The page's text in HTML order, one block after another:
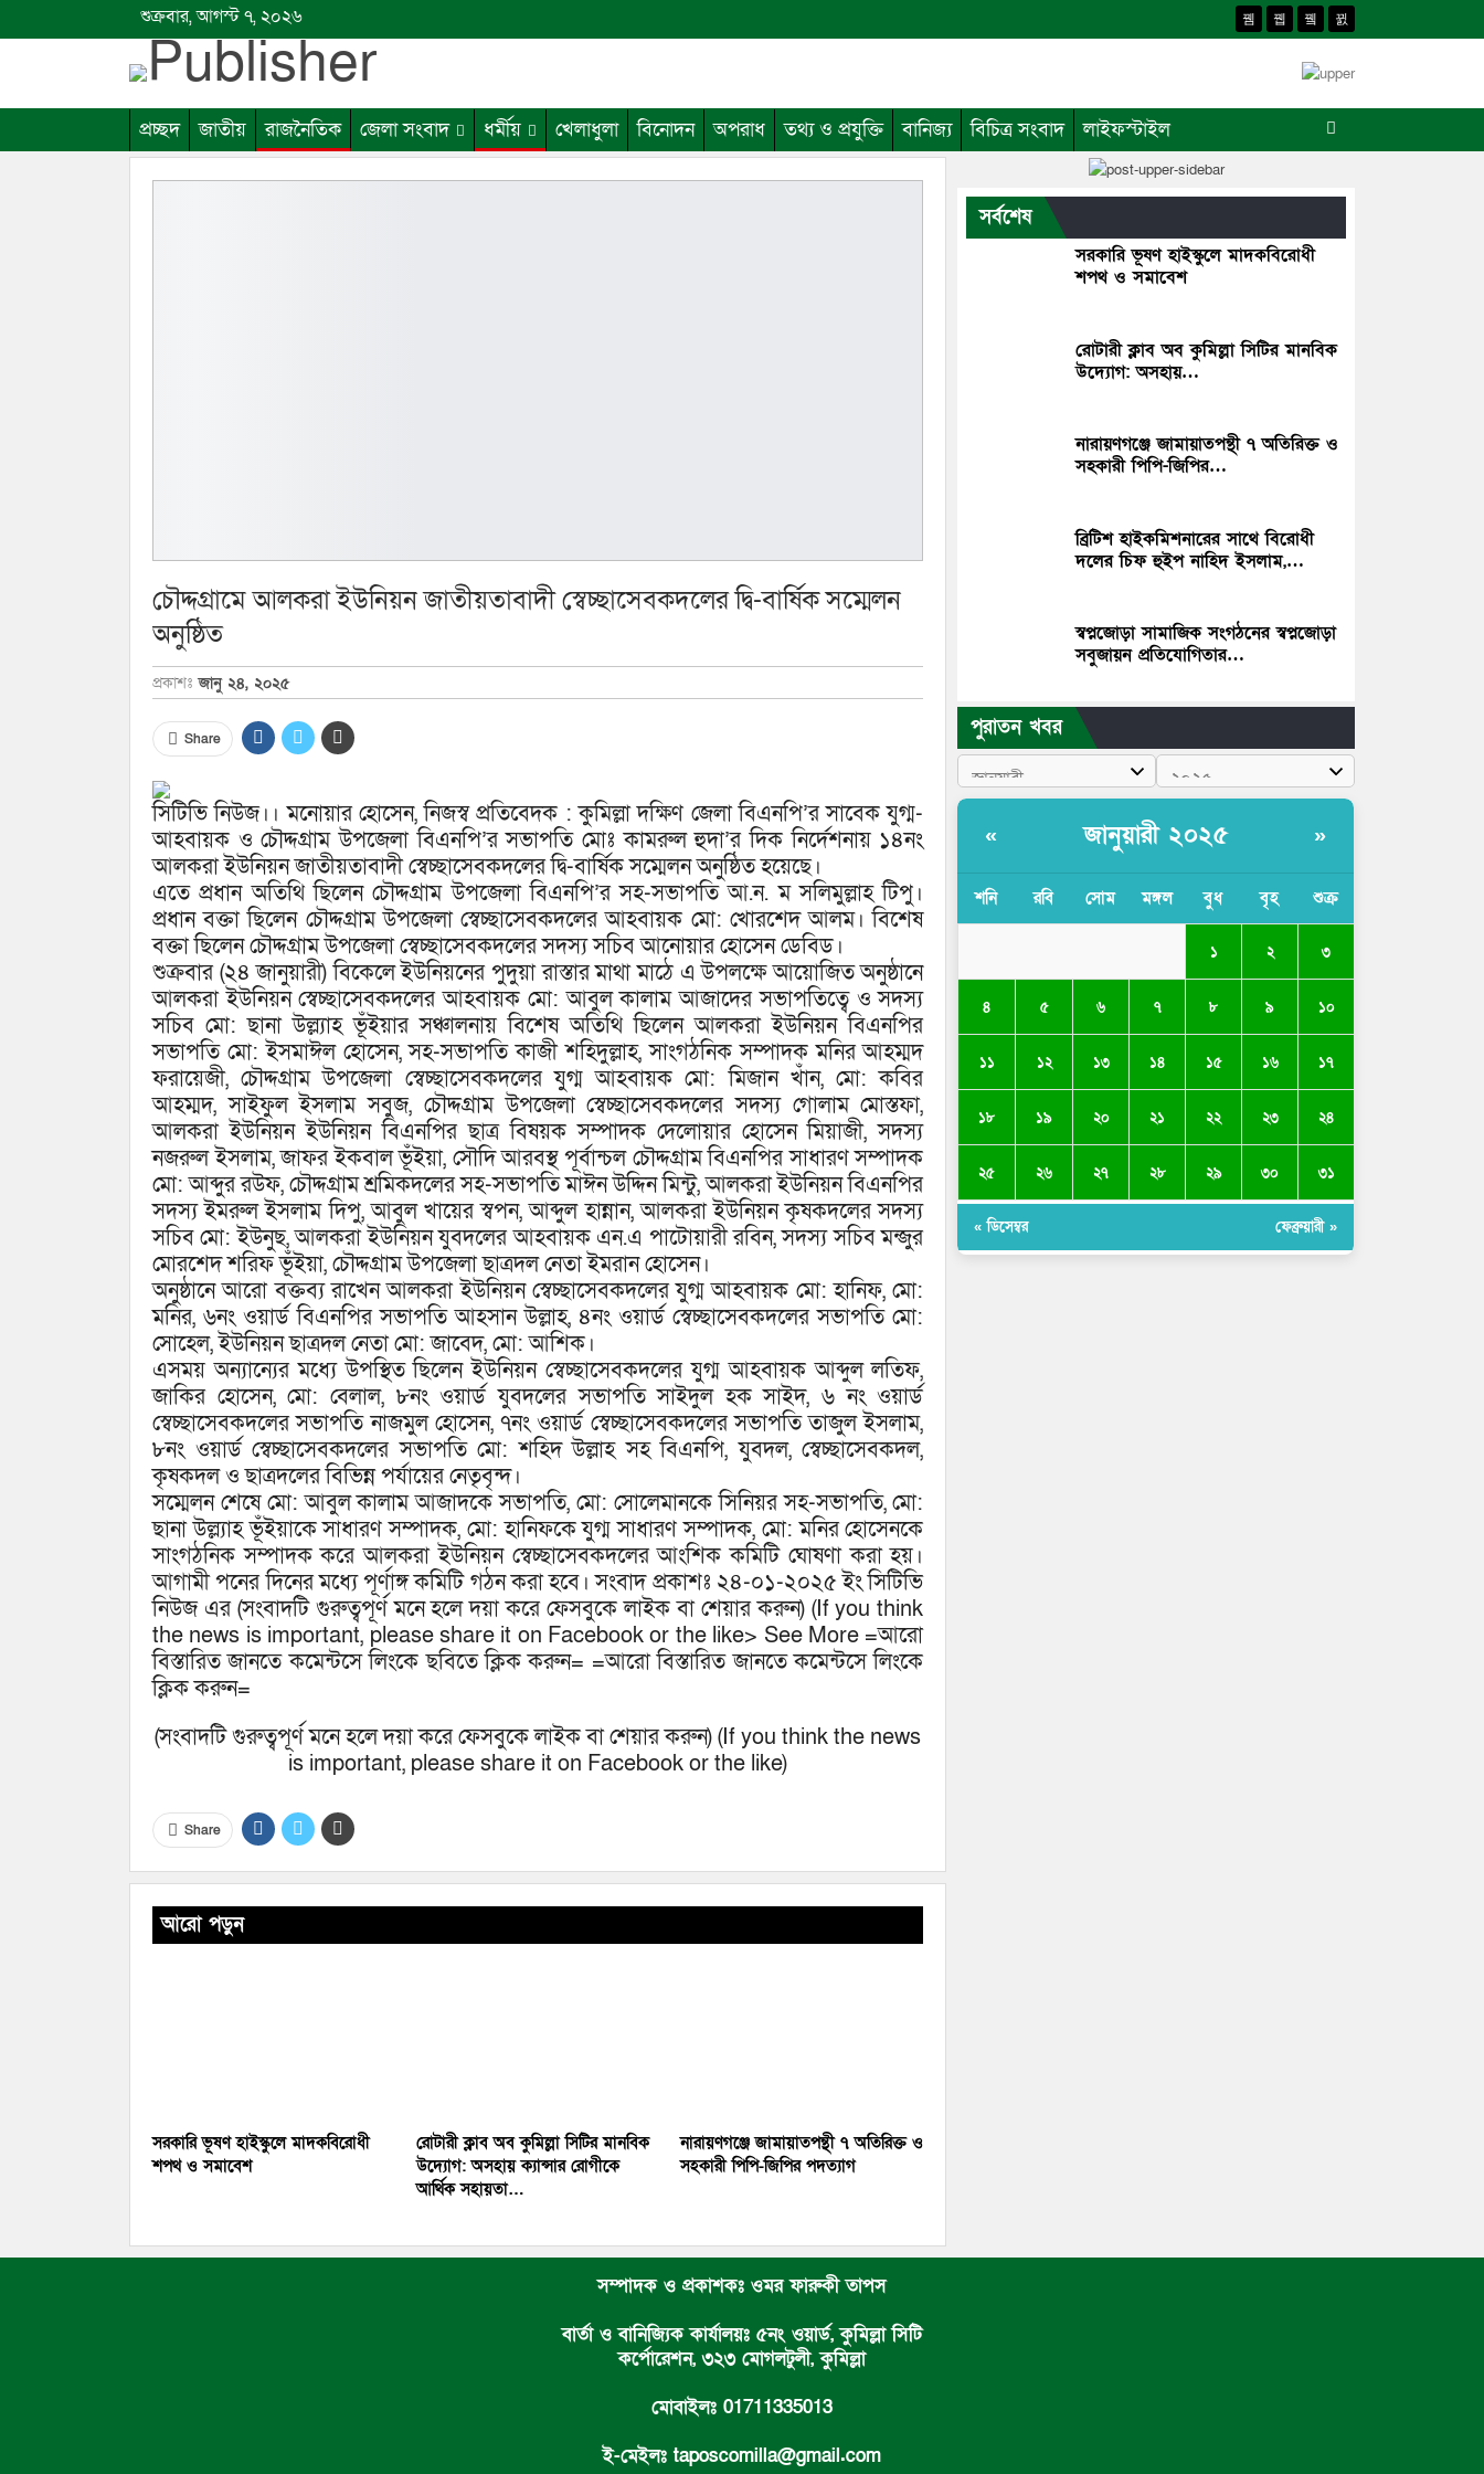
শুক্রবার, আগস্ট ৭, ২০২৬
প্রচ্ছদ জাতীয় রাজনৈতিক জেলা সংবাদ ধর্মীয় খেলাধুলা বিনোদন অপরাধ তথ্য ও প্রযুক্তি বানিজ্য বিচিত্র সংবাদ লাইফস্টাইল
চৌদ্দগ্রামে আলকরা ইউনিয়ন জাতীয়তাবাদী স্বেচ্ছাসেবকদলের দ্বি-বার্ষিক সম্মেলন
অনুষ্ঠিত
প্রকাশঃ জানু ২৪, ২০২৫
Share
সিটিভি নিউজ।। মনোয়ার হোসেন, নিজস্ব প্রতিবেদক : কুমিল্লা দক্ষিণ জেলা বিএনপি’র সাবেক যুগ্ম-
আহবায়ক ও চৌদ্দগ্রাম উপজেলা বিএনপি’র সভাপতি মোঃ কামরুল হুদা’র দিক নির্দেশনায় ১৪নং
আলকরা ইউনিয়ন জাতীয়তাবাদী স্বেচ্ছাসেবকদলের দ্বি-বার্ষিক সম্মেলন অনুষ্ঠিত হয়েছে।
এতে প্রধান অতিথি ছিলেন চৌদ্দগ্রাম উপজেলা বিএনপি’র সহ-সভাপতি আ.ন. ম সলিমুল্লাহ টিপু।
প্রধান বক্তা ছিলেন চৌদ্দগ্রাম উপজেলা স্বেচ্ছাসেবকদলের আহবায়ক মো: খোরশেদ আলম। বিশেষ
বক্তা ছিলেন চৌদ্দগ্রাম উপজেলা স্বেচ্ছাসেবকদলের সদস্য সচিব আনোয়ার হোসেন ডেবিড।
শুক্রবার (২৪ জানুয়ারী) বিকেলে ইউনিয়নের পুদুয়া রাস্তার মাথা মাঠে এ উপলক্ষে আয়োজিত অনুষ্ঠানে
আলকরা ইউনিয়ন স্বেচ্ছাসেবকদলের আহবায়ক মো: আবুল কালাম আজাদের সভাপতিত্বে ও সদস্য
সচিব মো: ছানা উল্ল্যাহ ভূঁইয়ার সঞ্চালনায় বিশেষ অতিথি ছিলেন আলকরা ইউনিয়ন বিএনপির
সভাপতি মো: ইসমাঈল হোসেন, সহ-সভাপতি কাজী শহিদুল্লাহ, সাংগঠনিক সম্পাদক মনির আহম্মদ
ফরায়েজী, চৌদ্দগ্রাম উপজেলা স্বেচ্ছাসেবকদলের যুগ্ম আহবায়ক মো: মিজান খাঁন, মো: কবির
আহম্মদ, সাইফুল ইসলাম সবুজ, চৌদ্দগ্রাম উপজেলা স্বেচ্ছাসেবকদলের সদস্য গোলাম মোস্তফা,
আলকরা ইউনিয়ন ইউনিয়ন বিএনপির ছাত্র বিষয়ক সম্পাদক দেলোয়ার হোসেন মিয়াজী, সদস্য
নজরুল ইসলাম, জাফর ইকবাল ভূঁইয়া, সৌদি আরবস্থ পূর্বান্চল চৌদ্দগ্রাম বিএনপির সাধারণ সম্পাদক
মো: আব্দুর রউফ, চৌদ্দগ্রাম শ্রমিকদলের সহ-সভাপতি মাঈন উদ্দিন মিন্টু, আলকরা ইউনিয়ন বিএনপির
সদস্য ইমরুল ইসলাম দিপু, আবুল খায়ের স্বপন, আব্দুল হান্নান, আলকরা ইউনিয়ন কৃষকদলের সদস্য
সচিব মো: ইউনুছ, আলকরা ইউনিয়ন যুবদলের আহবায়ক এন.এ পাটোয়ারী রবিন, সদস্য সচিব মন্জুর
মোরশেদ শরিফ ভূঁইয়া, চৌদ্দগ্রাম উপজেলা ছাত্রদল নেতা ইমরান হোসেন।
অনুষ্ঠানে আরো বক্তব্য রাখেন আলকরা ইউনিয়ন স্বেচ্ছাসেবকদলের যুগ্ম আহবায়ক মো: হানিফ, মো:
মনির, ৬নং ওয়ার্ড বিএনপির সভাপতি আহসান উল্লাহ, ৪নং ওয়ার্ড স্বেচ্ছাসেবকদলের সভাপতি মো:
সোহেল, ইউনিয়ন ছাত্রদল নেতা মো: জাবেদ, মো: আশিক।
এসময় অন্যান্যের মধ্যে উপস্থিত ছিলেন ইউনিয়ন স্বেচ্ছাসেবকদলের যুগ্ম আহবায়ক আব্দুল লতিফ,
জাকির হোসেন, মো: বেলাল, ৮নং ওয়ার্ড যুবদলের সভাপতি সাইদুল হক সাইদ, ৬ নং ওয়ার্ড
স্বেচ্ছাসেবকদলের সভাপতি নাজমুল হোসেন, ৭নং ওয়ার্ড স্বেচ্ছাসেবকদলের সভাপতি তাজুল ইসলাম,
৮নং ওয়ার্ড স্বেচ্ছাসেবকদলের সভাপতি মো: শহিদ উল্লাহ সহ বিএনপি, যুবদল, স্বেচ্ছাসেবকদল,
কৃষকদল ও ছাত্রদলের বিভিন্ন পর্যায়ের নেতৃবৃন্দ।
সম্মেলন শেষে মো: আবুল কালাম আজাদকে সভাপতি, মো: সোলেমানকে সিনিয়র সহ-সভাপতি, মো:
ছানা উল্ল্যাহ ভূঁইয়াকে সাধারণ সম্পাদক, মো: হানিফকে যুগ্ম সাধারণ সম্পাদক, মো: মনির হোসেনকে
সাংগঠনিক সম্পাদক করে আলকরা ইউনিয়ন স্বেচ্ছাসেবকদলের আংশিক কমিটি ঘোষণা করা হয়।
আগামী পনের দিনের মধ্যে পূর্ণাঙ্গ কমিটি গঠন করা হবে। সংবাদ প্রকাশঃ ২৪-০১-২০২৫ ইং সিটিভি
নিউজ এর (সংবাদটি গুরুত্বপূর্ণ মনে হলে দয়া করে ফেসবুকে লাইক বা শেয়ার করুন) (If you think
the news is important, please share it on Facebook or the like> See More =আরো
বিস্তারিত জানতে কমেন্টসে লিংকে ছবিতে ক্লিক করুন= =আরো বিস্তারিত জানতে কমেন্টসে লিংকে
ক্লিক করুন=
(সংবাদটি গুরুত্বপূর্ণ মনে হলে দয়া করে ফেসবুকে লাইক বা শেয়ার করুন) (If you think the news
is important, please share it on Facebook or the like)
Share
আরো পড়ুন
সরকারি ভূষণ হাইস্কুলে মাদকবিরোধী
শপথ ও সমাবেশ
রোটারী ক্লাব অব কুমিল্লা সিটির মানবিক
উদ্যোগ: অসহায় ক্যান্সার রোগীকে
আর্থিক সহায়তা…
নারায়ণগঞ্জে জামায়াতপন্থী ৭ অতিরিক্ত ও
সহকারী পিপি-জিপির পদত্যাগ
সর্বশেষ
সরকারি ভূষণ হাইস্কুলে মাদকবিরোধী
শপথ ও সমাবেশ
রোটারী ক্লাব অব কুমিল্লা সিটির মানবিক
উদ্যোগ: অসহায়…
নারায়ণগঞ্জে জামায়াতপন্থী ৭ অতিরিক্ত ও
সহকারী পিপি-জিপির…
ব্রিটিশ হাইকমিশনারের সাথে বিরোধী
দলের চিফ হুইপ নাহিদ ইসলাম,…
স্বপ্নজোড়া সামাজিক সংগঠনের স্বপ্নজোড়া
সবুজায়ন প্রতিযোগিতার…
পুরাতন খবর
« জানুয়ারী ২০২৫ »
শনি রবি সোম মঙ্গল বুধ বৃহ শুক্র
১ ২ ৩
৪ ৫ ৬ ৭ ৮ ৯ ১০
১১ ১২ ১৩ ১৪ ১৫ ১৬ ১৭
১৮ ১৯ ২০ ২১ ২২ ২৩ ২৪
২৫ ২৬ ২৭ ২৮ ২৯ ৩০ ৩১
« ডিসেম্বর ফেব্রুয়ারী »
সম্পাদক ও প্রকাশকঃ ওমর ফারুকী তাপস
বার্তা ও বানিজ্যিক কার্যালয়ঃ ৫নং ওয়ার্ড, কুমিল্লা সিটি
কর্পোরেশন, ৩২৩ মোগলটুলী, কুমিল্লা
মোবাইলঃ 01711335013
ই-মেইলঃ taposcomilla@gmail.com